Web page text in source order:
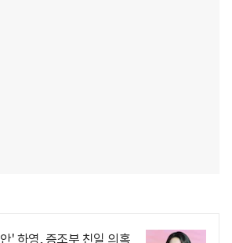
' 하영, 증조부 친일 의혹